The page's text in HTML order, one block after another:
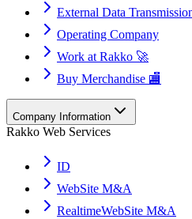
External Data
Operating Company
Work at Rakko 🚀
Buy Merchandise 🏬
Company Information
Rakko Web Services
ID
WebSite M&A
RealtimeWebSite M&A